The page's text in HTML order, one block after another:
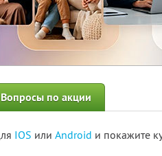
Вопросы по акции
IOS или Android и покажите